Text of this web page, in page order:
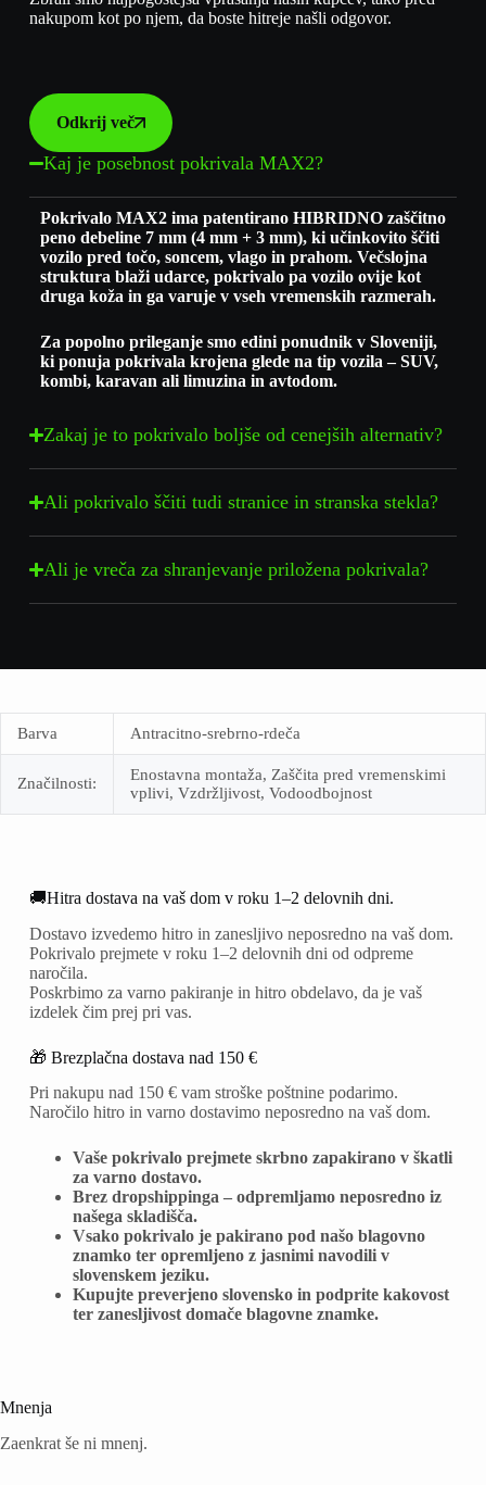
nakupom kot po njem, da boste hitreje našli odgovor.
Odkrij več
Kaj je posebnost pokrivala MAX2?
Pokrivalo MAX2 ima patentirano HIBRIDNO zaščitno
peno debeline 7 mm (4 mm + 3 mm), ki učinkovito ščiti
vozilo pred točo, soncem, vlago in prahom. Večslojna
struktura blaži udarce, pokrivalo pa vozilo ovije kot
druga koža in ga varuje v vseh vremenskih razmerah.
Za popolno prileganje smo edini ponudnik v Sloveniji,
ki ponuja pokrivala krojena glede na tip vozila – SUV,
kombi, karavan ali limuzina in avtodom.
Zakaj je to pokrivalo boljše od cenejših alternativ?
Ali pokrivalo ščiti tudi stranice in stranska stekla?
Ali je vreča za shranjevanje priložena pokrivala?
Barva Antracitno-srebrno-rdeča
Značilnosti:
Enostavna montaža, Zaščita pred vremenskimi
vplivi, Vzdržljivost, Vodoodbojnost
🚚Hitra dostava na vaš dom v roku 1–2 delovnih dni.
Dostavo izvedemo hitro in zanesljivo neposredno na vaš dom.
Pokrivalo prejmete v roku 1–2 delovnih dni od odpreme
naročila.
Poskrbimo za varno pakiranje in hitro obdelavo, da je vaš
izdelek čim prej pri vas.
🎁 Brezplačna dostava nad 150 €
Pri nakupu nad 150 € vam stroške poštnine podarimo.
Naročilo hitro in varno dostavimo neposredno na vaš dom.
Vaše pokrivalo prejmete skrbno zapakirano v škatli
za varno dostavo.
Brez dropshippinga – odpremljamo neposredno iz
našega skladišča.
Vsako pokrivalo je pakirano pod našo blagovno
znamko ter opremljeno z jasnimi navodili v
slovenskem jeziku.
Kupujte preverjeno slovensko in podprite kakovost
ter zanesljivost domače blagovne znamke.
Mnenja
Zaenkrat še ni mnenj.